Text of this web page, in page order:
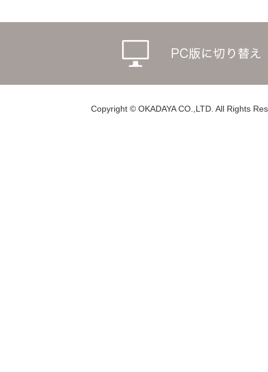
Copyright © OKADAYA CO.,LTD. All Rights